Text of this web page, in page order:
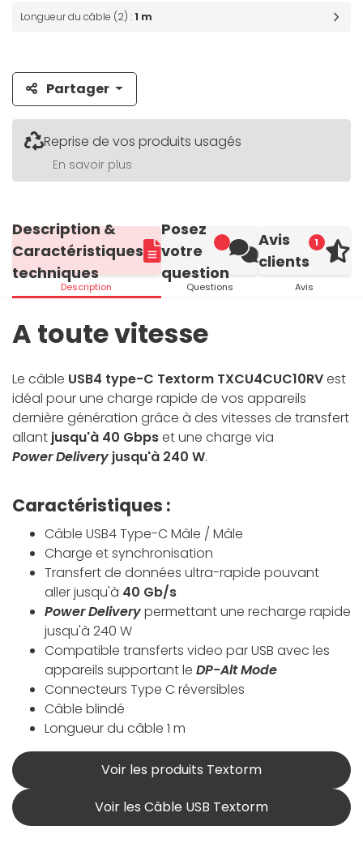
Longueur du câble (2) :1 m
Partager
Reprise de vos produits usagés
En savoir plus
Description &
Caractéristiques
techniques
Description
Posez
votre
question
Questions
1
Avis
clients
Avis
A toute vitesse
Le câble USB4 type-C Textorm TXCU4CUC10RVest
idéal pour une charge rapide de vos appareils
dernière génération grâce à des vitesses de transfert
allant jusqu'à 40 Gbpset une charge via
Power Delivery jusqu'à 240 W.
Caractéristiques :
Câble USB4 Type-C Mâle / Mâle
Charge et synchronisation
Transfert de données ultra-rapide pouvant
aller jusqu'à 40 Gb/s
Power Deliverypermettant une recharge rapide
jusqu'à 240 W
Compatible transferts video par USB avec les
appareils supportant le DP-Alt Mode
Connecteurs Type C réversibles
Câble blindé
Longueur du câble 1 m
Voir les produits Textorm
Voir les Câble USB Textorm